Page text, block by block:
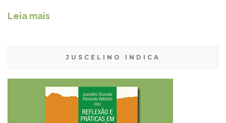
Leia mais
JUSCELINO INDICA